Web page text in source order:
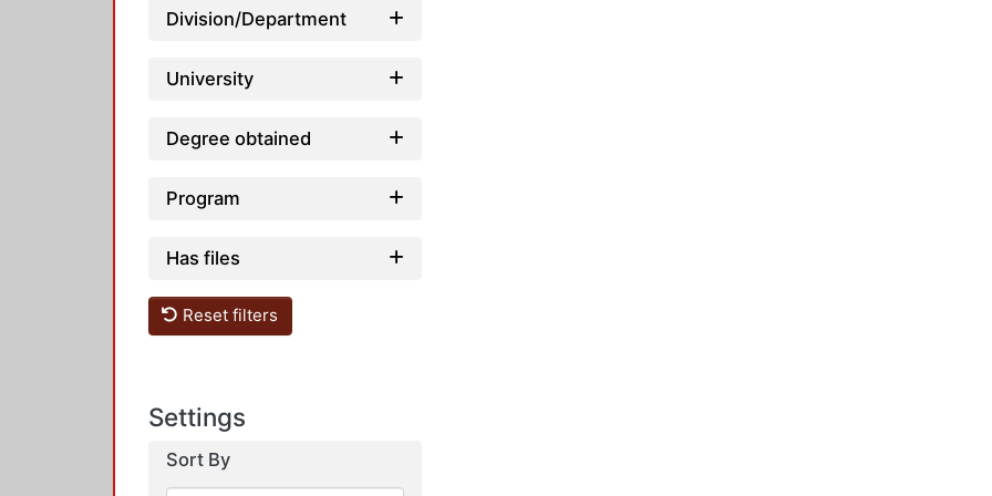
Division/Department
University
Degree obtained
Program
Has files
Reset filters
Settings
Sort By